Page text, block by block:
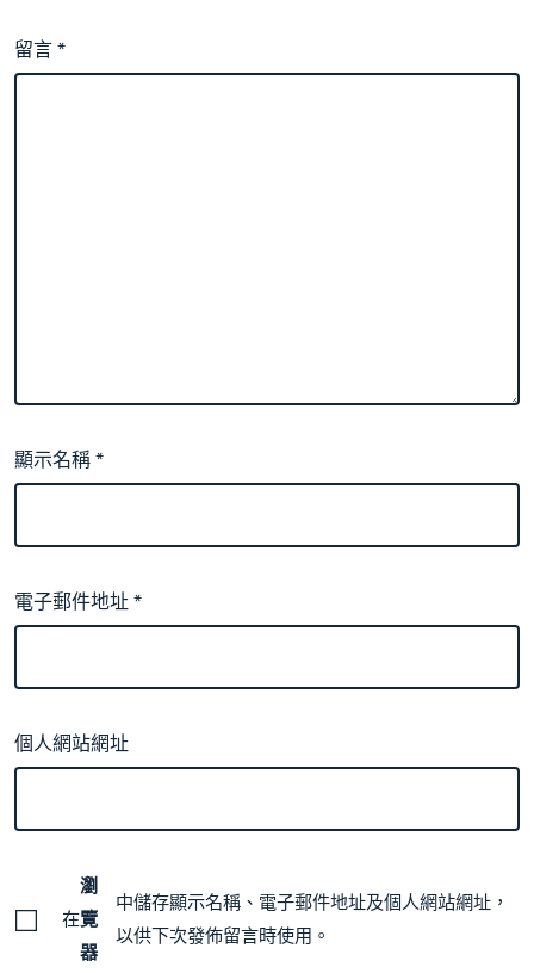
留言*
顯示名稱*
電子郵件地址*
個人網站網址
在
瀏
覽
器
中儲存顯示名稱、電子郵件地址及個人網站網址，
以供下次發佈留言時使用。